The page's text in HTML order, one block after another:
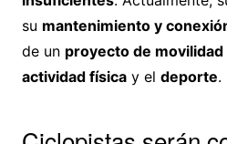
su mantenimiento y
de un proyecto de movilidad
actividad físicay el deporte.